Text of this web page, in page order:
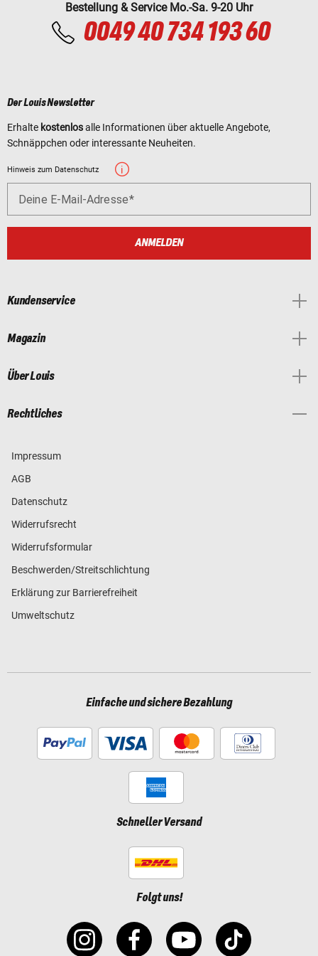
Bestellung & Service Mo.-Sa. 9-20 Uhr
0049 40 734 193 60
Der Louis Newsletter
Erhalte kostenlosalle Informationen über aktuelle Angebote,
Schnäppchen oder interessante Neuheiten.
Hinweis zum Datenschutz
Deine E-Mail-Adresse
ANMELDEN
Kundenservice
Magazin
Über Louis
Rechtliches
Impressum
AGB
Datenschutz
Widerrufsrecht
Widerrufsformular
Beschwerden/Streitschlichtung
Erklärung zur Barrierefreiheit
Umweltschutz
Einfache und sichere Bezahlung
Schneller Versand
Folgt uns!